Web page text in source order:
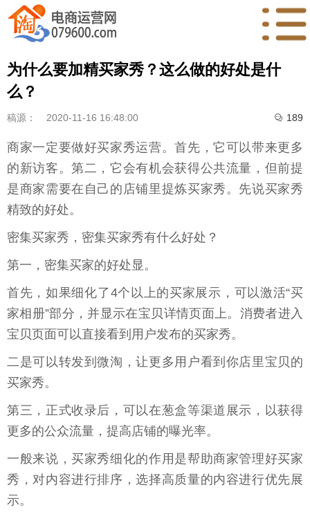
为什么要加精买家秀？这么做的好处是什
么？
稿源： 2020-11-16 16:48:00  189
商家一定要做好买家秀运营。首先，它可以带来更多
的新访客。第二，它会有机会获得公共流量，但前提
是商家需要在自己的店铺里提炼买家秀。先说买家秀
精致的好处。
密集买家秀，密集买家秀有什么好处？
第一，密集买家的好处显。
首先，如果细化了4个以上的买家展示，可以激活“买
家相册”部分，并显示在宝贝详情页面上。消费者进入
宝贝页面可以直接看到用户发布的买家秀。
二是可以转发到微淘，让更多用户看到你店里宝贝的
买家秀。
第三，正式收录后，可以在葱盒等渠道展示，以获得
更多的公众流量，提高店铺的曝光率。
一般来说，买家秀细化的作用是帮助商家管理好买家
秀，对内容进行排序，选择高质量的内容进行优先展
示。